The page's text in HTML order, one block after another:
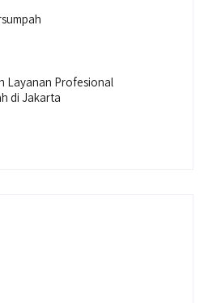
Layanan Profesional
di Jakarta